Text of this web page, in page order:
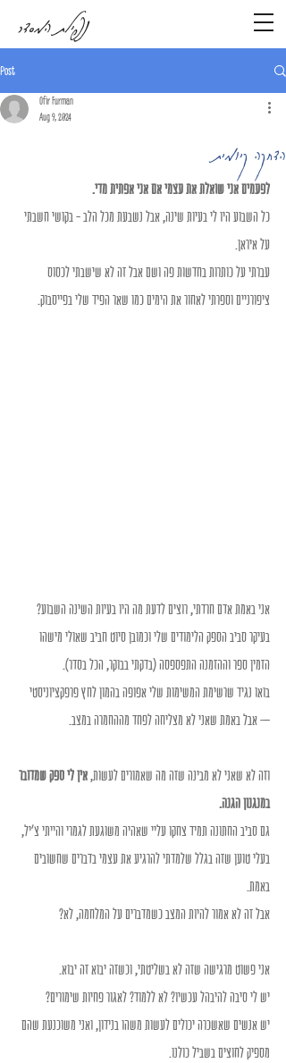
נפילת המסדר
Post
הדחקה קיומית
Ofir Furman
Aug 9, 2024
לפעמים אני שואלת את עצמי אם אני אפתית מדי.
כל השבוע היו לי בעיות שינה, אבל נשבעת מכל הלב - בקושי חשבתי
על איראן.
עברתי על כותרות בחדשות פה ושם אבל זה לא שישבתי לכסוס
ציפורניים וספרתי לאחור את הימים כמו שאר הפיד שלי בפייסבוק.
אני באמת אדם חרדתי, רוצים לדעת מה היו בעיות השינה השבוע?
בעיקר סביב הספק הלימודים שלי וכמובן סיוט חביב שאולי מישהו
הזמין ספר וההזמנה התפספסה (בדקתי בבוקר, הכל בסדר).
בואו נגיד שרשימת המשימות שלי אפופה בהמון לחץ פרפקציוניסטי
– אבל באמת שאני לא מצליחה לפחד מההחמרה במצב.
וזה לא שאני לא מבינה שזה מה שאמורים לעשות, אין לי ספק שמדובר
במנגנון הגנה.
גם סביב החתונה תמיד צחקו עליי שאהיה משוגעת לגמרי והייתי צ'יל,
בעלי טוען שזה בגלל שלמדתי להרגיע את עצמי בדברים שחשובים
באמת.
אבל זה לא אמור להיות המצב כשמדברים על המלחמה, לא?
אני פשוט מרגישה שזה לא בשליטתי, וכשזה יבוא זה יבוא.
יש לי סיבה להיבהל עכשיו? לא ללמוד? לאגור פחיות שימורים?
יש אנשים שאשכרה יכולים לעשות משהו בנידון, ואני משוכנעת שהם
מספיק לחוצים בשביל כולנו.